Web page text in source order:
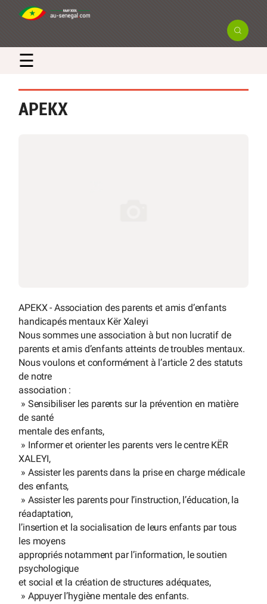
☰
APEKX
APEKX - Association des parents et amis d’enfants
handicapés mentaux Kër Xaleyi
Nous sommes une association à but non lucratif de
parents et amis d’enfants atteints de troubles mentaux.
Nous voulons et conformément à l’article 2 des statuts
de notre
association :
» Sensibiliser les parents sur la prévention en matière
de santé
mentale des enfants,
» Informer et orienter les parents vers le centre KËR
XALEYI,
» Assister les parents dans la prise en charge médicale
des enfants,
» Assister les parents pour l’instruction, l’éducation, la
réadaptation,
l’insertion et la socialisation de leurs enfants par tous
les moyens
appropriés notamment par l’information, le soutien
psychologique
et social et la création de structures adéquates,
» Appuyer l’hygiène mentale des enfants.